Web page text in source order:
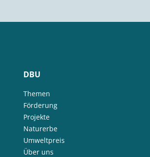
DBU
Themen
Förderung
Projekte
Naturerbe
Umweltpreis
Über uns